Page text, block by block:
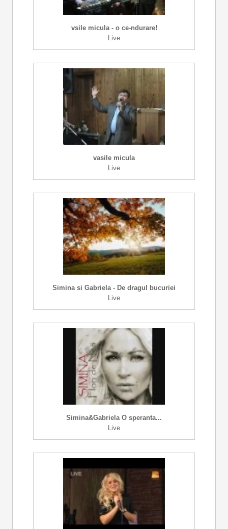
vsile micula - o ce-ndurare!
Live
vasile micula
Live
Simina si Gabriela - De dragul bucuriei
Live
Simina&Gabriela O speranta...
Live